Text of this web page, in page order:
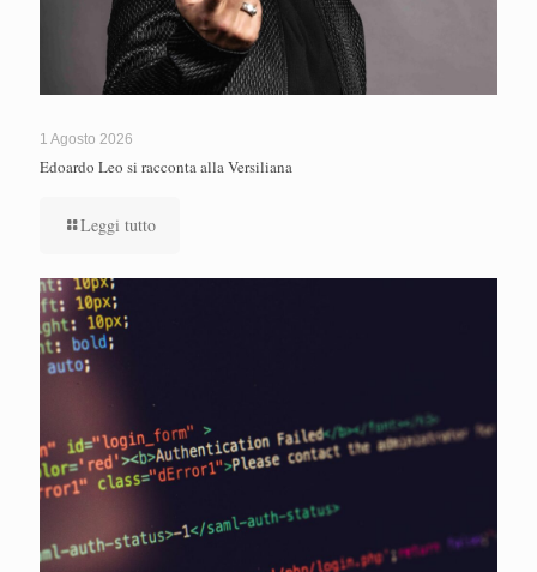
1 Agosto 2026
Edoardo Leo si racconta alla Versiliana
Leggi tutto